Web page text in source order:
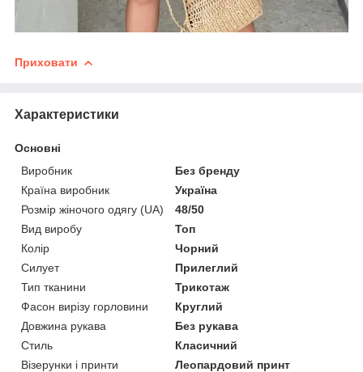
Приховати
Характеристики
Основні
Виробник
Без бренду
Країна виробник
Україна
Розмір жіночого одягу (UA)
48/50
Вид виробу
Топ
Колір
Чорний
Силует
Прилеглий
Тип тканини
Трикотаж
Фасон вирізу горловини
Круглий
Довжина рукава
Без рукава
Стиль
Класичний
Візерунки і принти
Леопардовий принт